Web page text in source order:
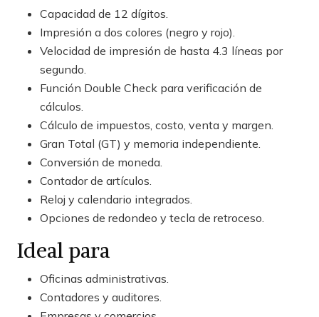
Capacidad de 12 dígitos.
Impresión a dos colores (negro y rojo).
Velocidad de impresión de hasta 4.3 líneas por
segundo.
Función Double Check para verificación de
cálculos.
Cálculo de impuestos, costo, venta y margen.
Gran Total (GT) y memoria independiente.
Conversión de moneda.
Contador de artículos.
Reloj y calendario integrados.
Opciones de redondeo y tecla de retroceso.
Ideal para
Oficinas administrativas.
Contadores y auditores.